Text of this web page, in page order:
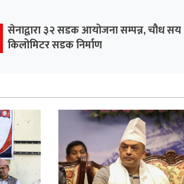
सेनाद्वारा ३२ सडक आयोजना सम्पन्न, चौध सय
किलोमिटर सडक निर्माण